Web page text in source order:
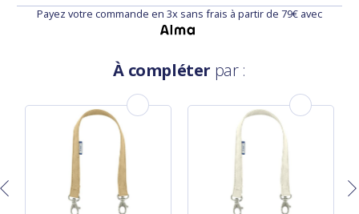
Payez votre commande en 3x sans frais à partir de 79€ avec
À compléter par :